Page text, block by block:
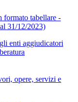
formato tabellare -
31/12/2023)
enti aggiudicatori
opere, servizi e